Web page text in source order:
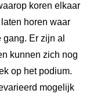
koren elkaar
horen waar
Er zijn al
kunnen zich nog
op het podium.
mogelijk